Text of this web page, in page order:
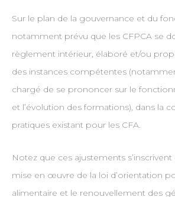
Sur le plan de la gouvernance et du
notamment prévu que les CFPCA se
règlement intérieur, élaboré et/ou
des instances compétentes
chargé de se prononcer sur le
et l’évolution des formations), dans la
pratiques existant pour les CFA.
Notez que ces ajustements
mise en œuvre de la loi d’orientation
alimentaire et le renouvellement des